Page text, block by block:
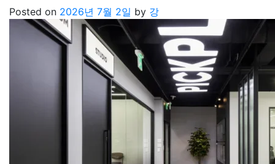
Posted on 2026년 7월 2일 by 강